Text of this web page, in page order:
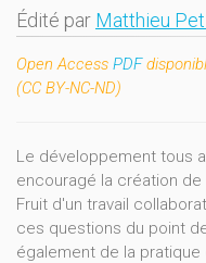
Édité par Matthieu
Open Access PDF
(CC BY-NC-ND)
Le développement tous
encouragé la création
Fruit d'un travail
ces questions du point
également de la pratique